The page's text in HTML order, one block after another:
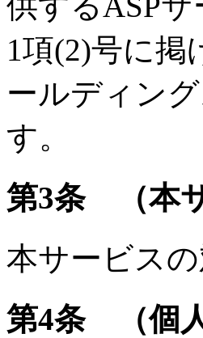
1項(2)号に掲
ールディン
す。
第3条 （本
本サービス
第4条 （個